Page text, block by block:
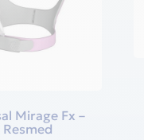
Mirage Fx –
Resmed